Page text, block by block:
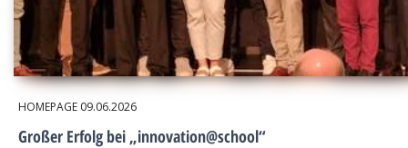
HOMEPAGE 09.06.2026
Großer Erfolg bei „innovation@school“